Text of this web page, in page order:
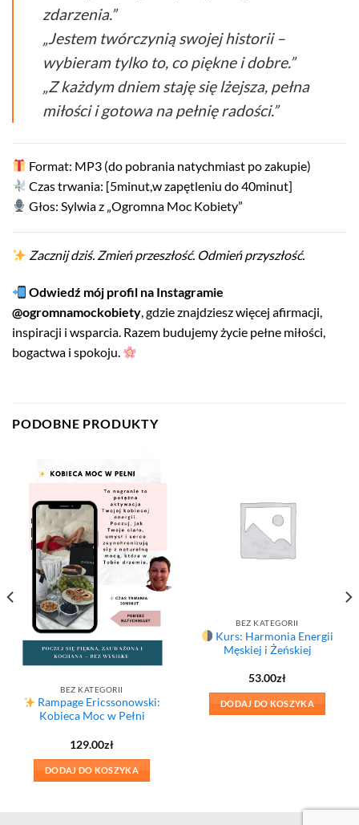
zdarzenia.”
„Jestem twórczynią swojej historii –
wybieram tylko to, co piękne i dobre.”
„Z każdym dniem staję się lżejsza, pełna
miłości i gotowa na pełnię radości.”
Format: MP3 (do pobrania natychmiast po zakupie)
Czas trwania: [5minut,w zapętleniu do 40minut]
Głos: Sylwia z „Ogromna Moc Kobiety”
Zacznij dziś. Zmień przeszłość. Odmień przyszłość.
Odwiedź mój profil na Instagramie
@ogromnamockobiety, gdzie znajdziesz więcej afirmacji,
inspiracji i wsparcia. Razem budujemy życie pełne miłości,
bogactwa i spokoju.
PODOBNE PRODUKTY
BEZ KATEGORII
Rampage Ericssonowski:
Kobieca Moc w Pełni
129.00zł
DODAJ DO KOSZYKA
BEZ KATEGORII
Kurs: Harmonia Energii
Męskiej i Żeńskiej
53.00zł
DODAJ DO KOSZYKA